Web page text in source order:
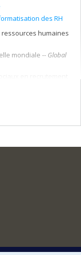
des RH
humaines
mondiale -- Global
Work-lifebalance